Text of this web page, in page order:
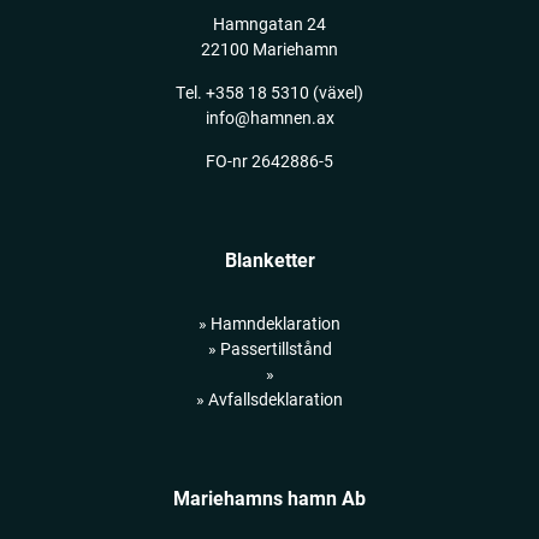
Hamngatan 24
22100 Mariehamn
Tel. +358 18 5310 (växel)
info@hamnen.ax
FO-nr 2642886-5
Blanketter
» Hamndeklaration
» Passertillstånd
»
» Avfallsdeklaration
Mariehamns hamn Ab